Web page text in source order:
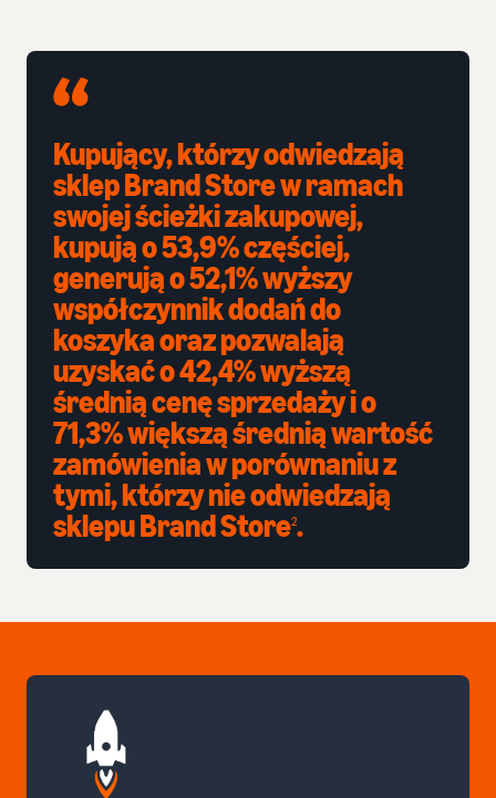
Kupujący, którzy odwiedzają
sklep Brand Store w ramach
swojej ścieżki zakupowej,
kupują o 53,9% częściej,
generują o 52,1% wyższy
współczynnik dodań do
koszyka oraz pozwalają
uzyskać o 42,4% wyższą
średnią cenę sprzedaży i o
71,3% większą średnią wartość
zamówienia w porównaniu z
tymi, którzy nie odwiedzają
sklepu Brand Store2.